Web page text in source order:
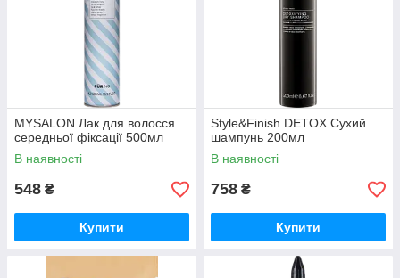
MYSALON Лак для волосся
середньої фіксації 500мл
В наявності
548 ₴
Купити
Style&Finish DETOX Сухий
шампунь 200мл
В наявності
758 ₴
Купити